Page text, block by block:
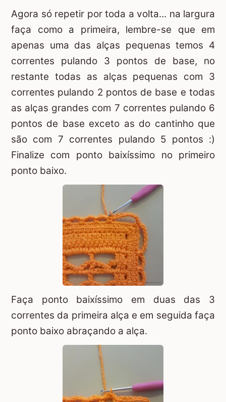
Agora só repetir por toda a volta... na largura
faça como a primeira, lembre-se que em
apenas uma das alças pequenas temos 4
correntes pulando 3 pontos de base, no
restante todas as alças pequenas com 3
correntes pulando 2 pontos de base e todas
as alças grandes com 7 correntes pulando 6
pontos de base exceto as do cantinho que
são com 7 correntes pulando 5 pontos :)
Finalize com ponto baixíssimo no primeiro
ponto baixo.
Faça ponto baixíssimo em duas das 3
correntes da primeira alça e em seguida faça
ponto baixo abraçando a alça.